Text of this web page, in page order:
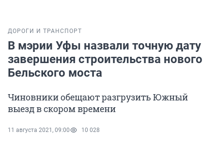
ДОРОГИ И ТРАНСПОРТ
В мэрии Уфы назвали точную дату
завершения строительства нового
Бельского моста
Чиновники обещают разгрузить Южный
выезд в скором времени
11 августа 2021, 09:00 10 028